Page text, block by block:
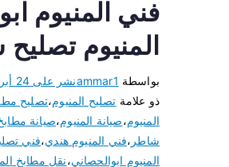
المنيوم تصليح
بواسطة ammar1نشر على 24 أبريل، 2021
ذو علامة تصليح المنيوم،تصليح
المنيوم،صيانة المنيوم،صيانة
شاطر ،فني المنيوم هندي،فني
المنيوم ابوالحصاني،نقل مطابخ